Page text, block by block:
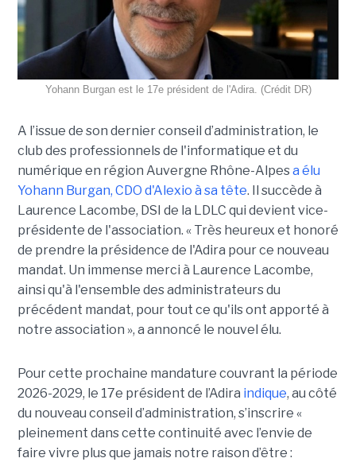
Yohann Burgan est le 17e président de l'Adira. (Crédit DR)
A l’issue de son dernier conseil d’administration, le
club des professionnels de l'informatique et du
numérique en région Auvergne Rhône-Alpesa élu
Yohann Burgan, CDO d'Alexio à sa tête. Il succède à
Laurence Lacombe, DSI de la LDLC qui devient vice-
présidente de l'association. « Très heureux et honoré
de prendre la présidence de l'Adira pour ce nouveau
mandat. Un immense merci à Laurence Lacombe,
ainsi qu'à l'ensemble des administrateurs du
précédent mandat, pour tout ce qu'ils ont apporté à
notre association », a annoncé le nouvel élu.
Pour cette prochaine mandature couvrant la période
2026-2029, le 17e président de l’Adira indique, au côté
du nouveau conseil d’administration, s’inscrire «
pleinement dans cette continuité avec l’envie de
faire vivre plus que jamais notre raison d’être :